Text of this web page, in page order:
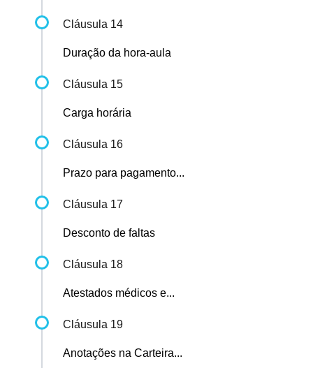
Cláusula 14
Duração da hora-aula
Cláusula 15
Carga horária
Cláusula 16
Prazo para pagamento...
Cláusula 17
Desconto de faltas
Cláusula 18
Atestados médicos e...
Cláusula 19
Anotações na Carteira...